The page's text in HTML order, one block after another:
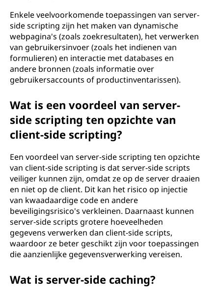
Enkele veelvoorkomende toepassingen van server-
side scripting zijn het maken van dynamische
webpagina's (zoals zoekresultaten), het verwerken
van gebruikersinvoer (zoals het indienen van
formulieren) en interactie met databases en
andere bronnen (zoals informatie over
gebruikersaccounts of productinventarissen).
Wat is een voordeel van server-
side scripting ten opzichte van
client-side scripting?
Een voordeel van server-side scripting ten opzichte
van client-side scripting is dat server-side scripts
veiliger kunnen zijn, omdat ze op de server draaien
en niet op de client. Dit kan het risico op injectie
van kwaadaardige code en andere
beveiligingsrisico's verkleinen. Daarnaast kunnen
server-side scripts grotere hoeveelheden
gegevens verwerken dan client-side scripts,
waardoor ze beter geschikt zijn voor toepassingen
die aanzienlijke gegevensverwerking vereisen.
Wat is server-side caching?